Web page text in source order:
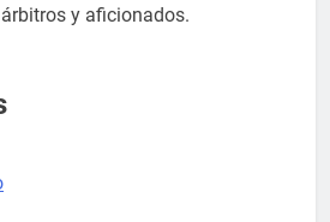
y aficionados.